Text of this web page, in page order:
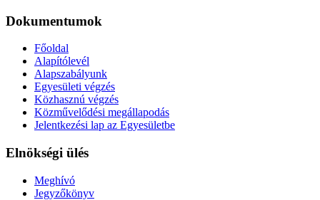
Dokumentumok
Főoldal
Alapítólevél
Alapszabályunk
Egyesületi végzés
Közhasznú végzés
Közművelődési megállapodás
Jelentkezési lap az Egyesületbe
Elnökségi ülés
Meghívó
Jegyzőkönyv